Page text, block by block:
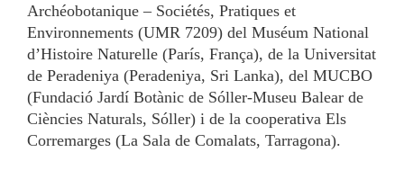
Archéobotanique – Sociétés, Pratiques et
Environnements (UMR 7209) del Muséum National
d’Histoire Naturelle (París, França), de la Universitat
de Peradeniya (Peradeniya, Sri Lanka), del MUCBO
(Fundació Jardí Botànic de Sóller-Museu Balear de
Ciències Naturals, Sóller) i de la cooperativa Els
Corremarges (La Sala de Comalats, Tarragona).